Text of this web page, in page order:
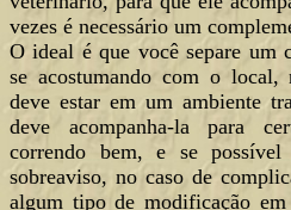
vezes é necessário um
O ideal é que você separe um
se acostumando com o
deve estar em um ambiente
deve acompanha-la para
correndo bem, e se
sobreaviso, no caso de
algum tipo de modificação